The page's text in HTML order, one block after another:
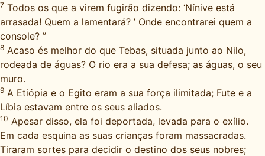
7 Todos os que a virem fugirão dizendo: ‘Nínive está
arrasada! Quem a lamentará? ’ Onde encontrarei quem a
console? ”
8 Acaso és melhor do que Tebas, situada junto ao Nilo,
rodeada de águas? O rio era a sua defesa; as águas, o seu
muro.
9 A Etiópia e o Egito eram a sua força ilimitada; Fute e a
Líbia estavam entre os seus aliados.
10 Apesar disso, ela foi deportada, levada para o exílio.
Em cada esquina as suas crianças foram massacradas.
Tiraram sortes para decidir o destino dos seus nobres;